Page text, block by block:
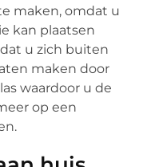
maken, omdat u
kan plaatsen
u zich buiten
maken door
waardoor u de
op een